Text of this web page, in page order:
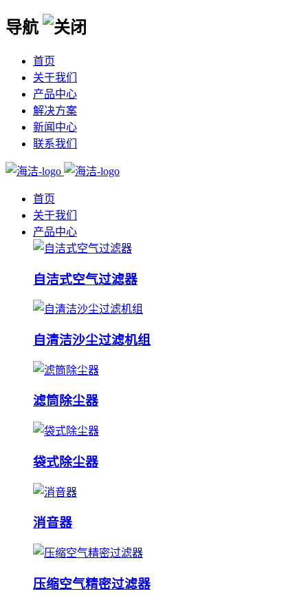
导航
首页
关于我们
产品中心
解决方案
新闻中心
联系我们
首页
关于我们
产品中心
自洁式空气过滤器
自清洁沙尘过滤机组
滤筒除尘器
袋式除尘器
消音器
压缩空气精密过滤器